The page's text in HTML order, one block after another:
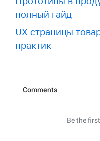
полный гайд
UX страницы
практик